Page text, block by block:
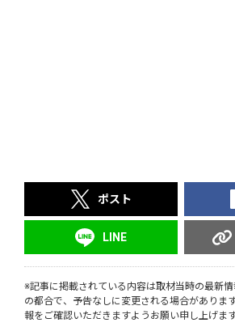
ポスト
LINE
※記事に掲載されている内容は取材当時の最新
の都合で、予告なしに変更される場合がありま
報をご確認いただきますようお願い申し上げます